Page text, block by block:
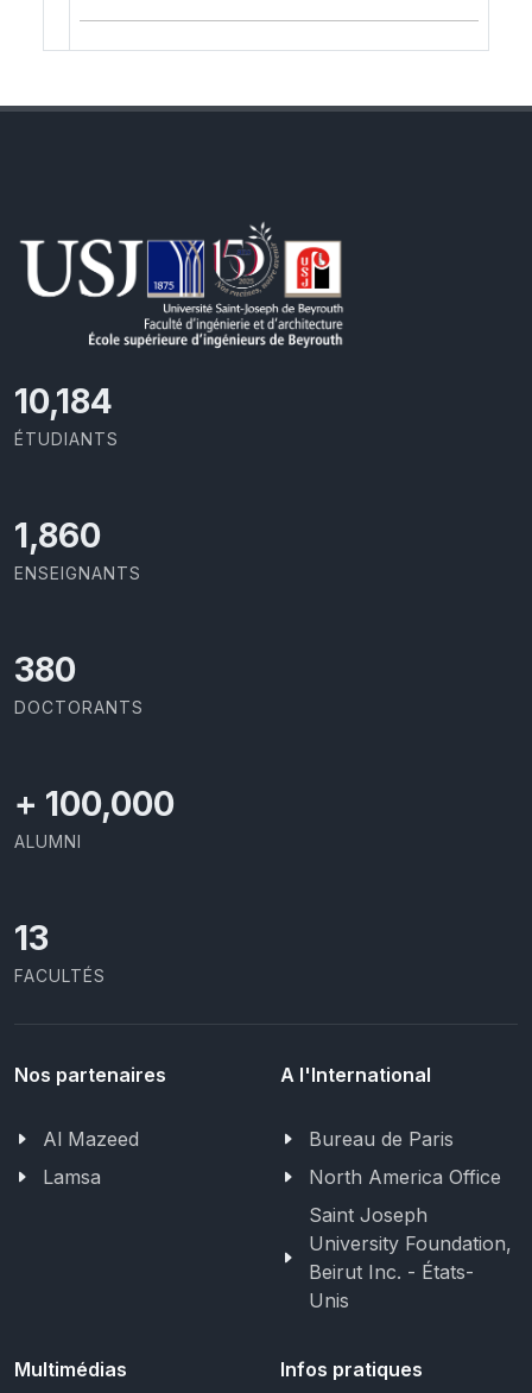
10,801
ÉTUDIANTS
1,973
ENSEIGNANTS
403
DOCTORANTS
+ 100,000
ALUMNI
13
FACULTÉS
Nos partenaires
Al Mazeed
Lamsa
A l'International
Bureau de Paris
North America Office
Saint Joseph
University Foundation,
Beirut Inc. - États-
Unis
Multimédias Infos pratiques